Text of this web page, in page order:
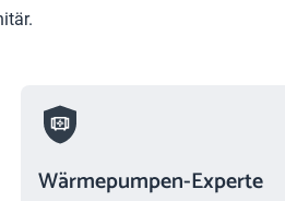
Wärmepumpen-Experte